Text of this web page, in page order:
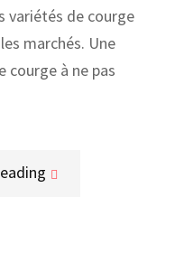
variétés de courge
marchés. Une
courge à ne pas